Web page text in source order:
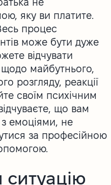
яку ви платите.
процес
може бути дуже
відчувати
щодо майбутнього,
розгляду, реакції
своїм психічним
що вам
емоціями, не
за професійною
ситуацію